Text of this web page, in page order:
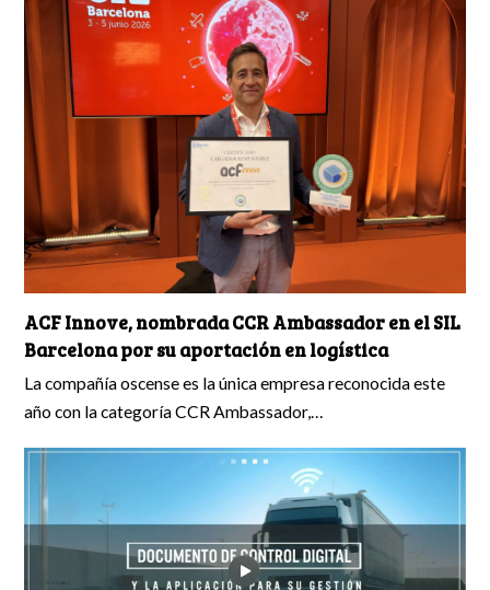
ACF Innove, nombrada CCR Ambassador en el SIL
Barcelona por su aportación en logística
La compañía oscense es la única empresa reconocida este
año con la categoría CCR Ambassador,…